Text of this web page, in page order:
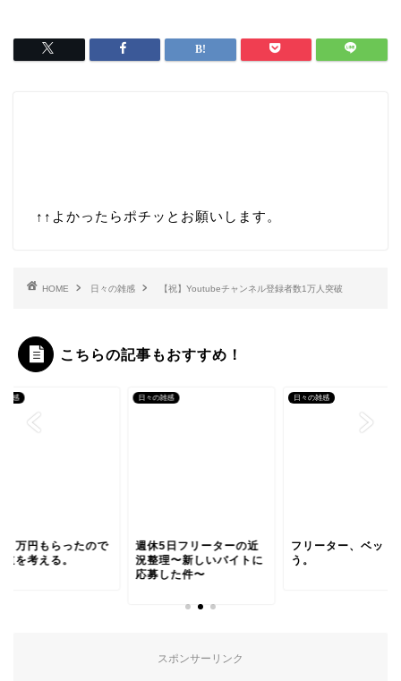
↑↑ よかったらポチッとお願いします。
HOME 日々の雑感 【祝】Youtubeチャンネル登録者数1万人突破
こちらの記事もおすすめ！
雑感
１万円もらったので
道を考える。
日々の雑感
週休5日フリーターの近
況整理〜新しいバイトに
応募した件〜
日々の雑感
フリーター、ベッド
う。
スポンサーリンク